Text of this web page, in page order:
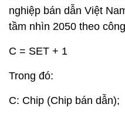
nghiệp bán dẫn Việt
tầm nhìn 2050 theo
C = SET + 1
Trong đó:
C: Chip (Chip bán dẫn);